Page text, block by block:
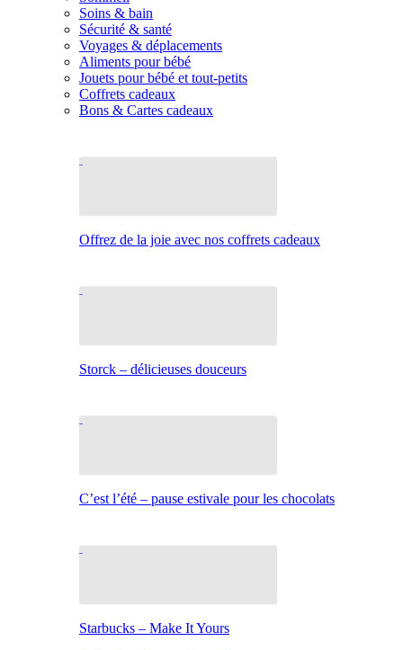
Soins & bain
Sécurité & santé
Voyages & déplacements
Aliments pour bébé
Jouets pour bébé et tout-petits
Coffrets cadeaux
Bons & Cartes cadeaux
Offrez de la joie avec nos coffrets cadeaux
Storck – délicieuses douceurs
C’est l’été – pause estivale pour les chocolats
Starbucks – Make It Yours